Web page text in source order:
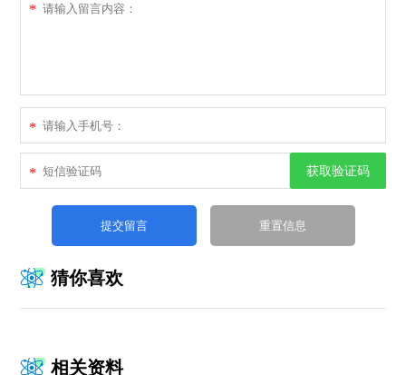
*
*
* 获取验证码
猜你喜欢
相关资料